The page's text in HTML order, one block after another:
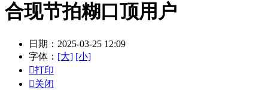
合现节拍糊口顶用户
日期：2025-03-25 12:09
字体： [大] [小]
打印
关闭